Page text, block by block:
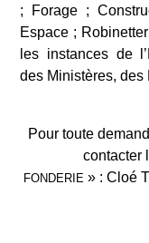
; Forage ;
Espace ;
les instances de
des Ministères, des
Pour toute
contacter
FONDERIE » : Cloé